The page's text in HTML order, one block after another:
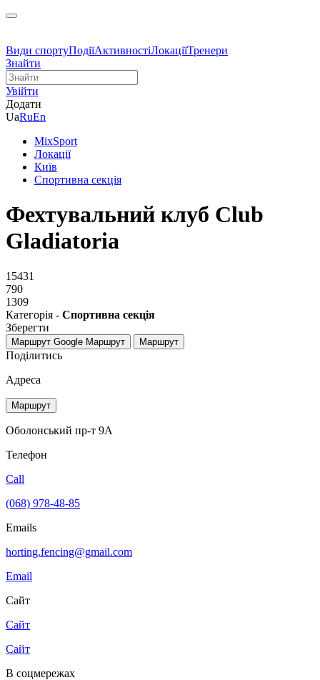
Види спортуПодіїАктивностіЛокаціїТренери
Знайти
Увійти
Додати
UaRuEn
MixSport
Локації
Київ
Спортивна секція
Фехтувальний клуб Club
Gladiatoria
15431
790
1309
Категорія - Спортивна секція
Зберегти
Маршрут Google Маршрут Маршрут
Поділитись
Адреса
Маршрут
Оболонський пр-т 9А
Телефон
Call
(068) 978-48-85
Emails
horting.fencing@gmail.com
Email
Сайт
Сайт
Сайт
В соцмережах